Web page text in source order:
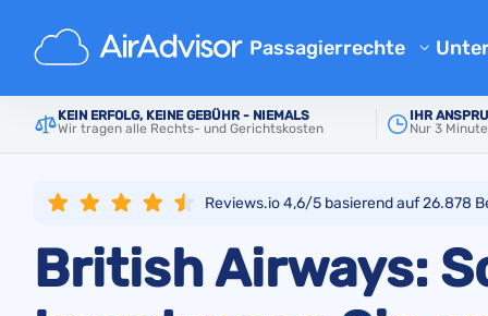
Passagierrechte
Flugverspaetung
Entschädigung bei
Gepäck Entschädigung
Entschädigung bei
Fluggesellschaften
KEIN ERFOLG, KEINE GEBÜHR - NIEMALS
Wir tragen alle Rechts- und Gerichtskosten
IHR
Nur 3
Main Fluggesellschaften British Airways
Reviews.io 4,6/5 basierend auf26.878
British Airways: